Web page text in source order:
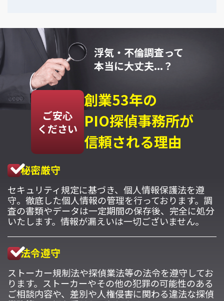
浮気・不倫調査って
本当に大丈夫...？
ご安心
ください
創業53年の
PIO探偵事務所が
信頼される理由
秘密厳守
セキュリティ規定に基づき、個人情報保護法を遵
守。徹底した個人情報の管理を行っております。調
査の書類やデータは一定期間の保存後、完全に処分
いたします。情報が漏えいは一切ございません。
法令遵守
ストーカー規制法や探偵業法等の法令を遵守してお
ります。ストーカーやその他の犯罪の可能性のある
ご相談内容や、差別や人権侵害に関わる違法な探偵